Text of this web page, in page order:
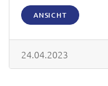
ANSICHT
24.04.2023